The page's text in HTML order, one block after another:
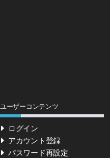
ユーザーコンテンツ
ログイン
アカウント登録
パスワード再設定